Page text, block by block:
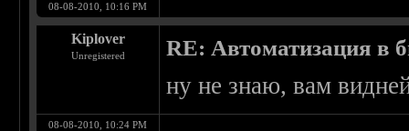
08-08-2010, 10:16 PM
Kiplover
Unregistered RE: Автоматизация в
ну не знаю, вам
08-08-2010, 10:24 PM